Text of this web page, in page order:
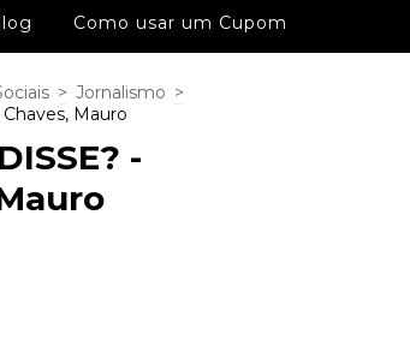
Como usar um Cupom
> Jornalismo >
Mauro
-